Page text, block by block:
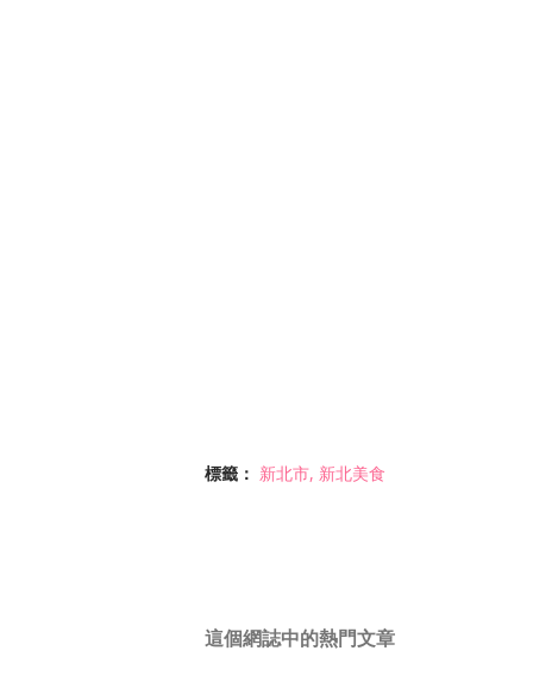
標籤： 新北市 新北美食
這個網誌中的熱門文章